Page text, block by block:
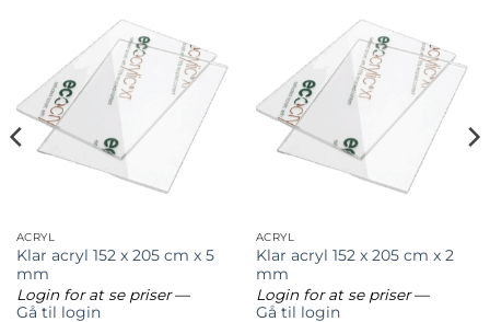
ACRYL
Klar acryl 152 x 205 cm x 5
mm
Login for at se priser—
Gå til login
ACRYL
Klar acryl 152 x 205 cm x 2
mm
Login for at se priser—
Gå til login